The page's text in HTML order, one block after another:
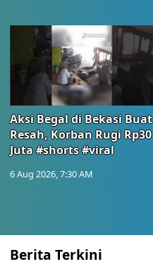
Aksi Begal di Bekasi Buat
Resah, Korban Rugi Rp30
Juta #shorts #viral
6 Aug 2026, 7:30 AM
Berita Terkini